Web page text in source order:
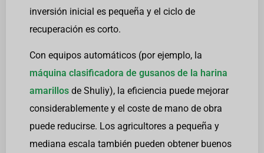
inversión inicial es pequeña y el ciclo de
recuperación es corto.
Con equipos automáticos (por ejemplo, la
máquina clasificadora de gusanos de la harina
amarillos de Shuliy), la eficiencia puede mejorar
considerablemente y el coste de mano de obra
puede reducirse. Los agricultores a pequeña y
mediana escala también pueden obtener buenos